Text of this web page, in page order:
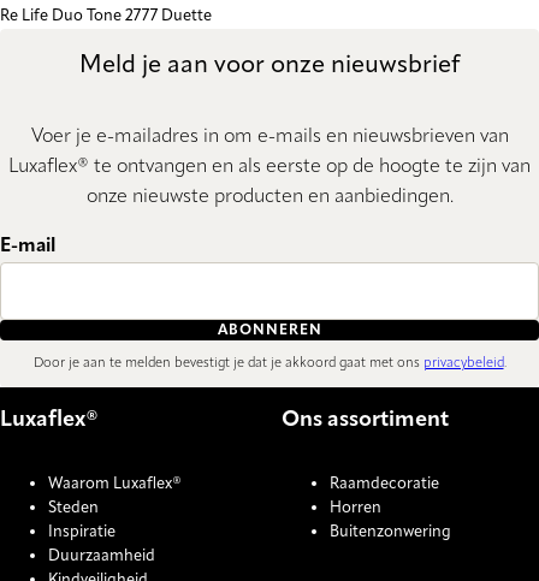
Re Life Duo Tone 2777 Duette
Meld je aan voor onze nieuwsbrief
Voer je e-mailadres in om e-mails en nieuwsbrieven van
Luxaflex® te ontvangen en als eerste op de hoogte te zijn van
onze nieuwste producten en aanbiedingen.
E-mail
ABONNEREN
Door je aan te melden bevestigt je dat je akkoord gaat met ons privacybeleid.
Luxaflex®
Waarom Luxaflex®
Steden
Inspiratie
Duurzaamheid
Ons assortiment
Raamdecoratie
Horren
Buitenzonwering